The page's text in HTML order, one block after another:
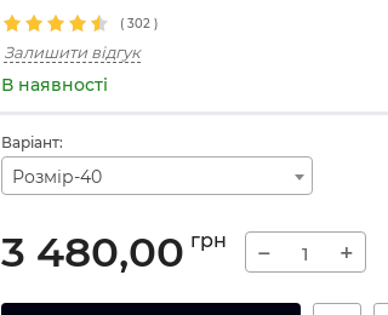
( 302 )
Залишити відгук
В наявності
Варіант:
Розмір-40
3 480,00 грн − +